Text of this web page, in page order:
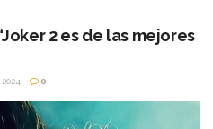
Lego y Wonka, lo
2 es de las mejores
0